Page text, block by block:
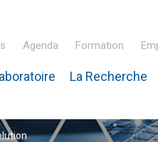
– IPHC
Agenda Formation
La Recherche